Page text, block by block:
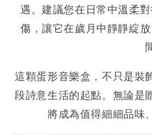
遇。建議您在日常中溫柔
傷，讓它在歲月中靜靜綻
這顆蛋形音樂盒，不只是裝
段詩意生活的起點。無論是
將成為值得細細品味